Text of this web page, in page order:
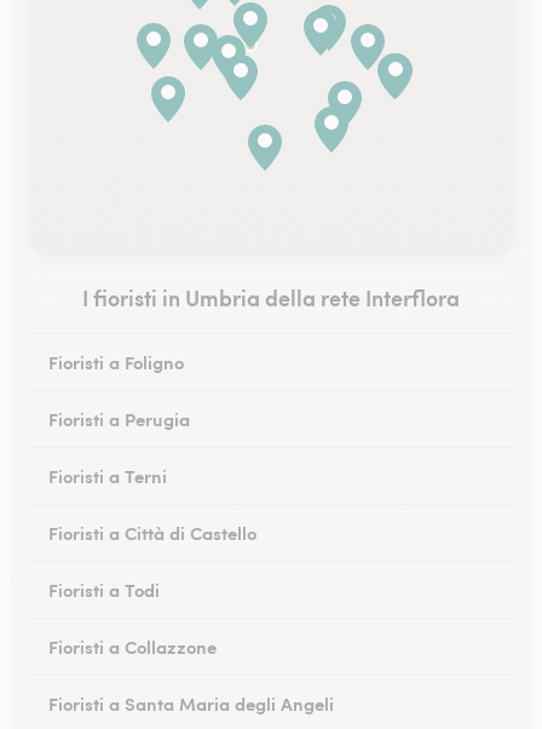
I fioristi in Umbria della rete Interflora
Fioristi a Foligno
Fioristi a Perugia
Fioristi a Terni
Fioristi a Città di Castello
Fioristi a Todi
Fioristi a Collazzone
Fioristi a Santa Maria degli Angeli